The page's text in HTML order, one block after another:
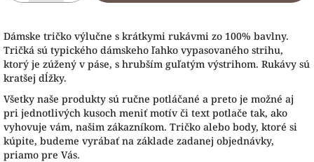
Dámske tričko výlučne s krátkymi rukávmi zo 100% bavlny.
Tričká sú typického dámskeho ľahko vypasovaného strihu,
ktorý je zúžený v páse, s hrubším guľatým výstrihom. Rukávy sú
kratšej dĺžky.
Všetky naše produkty sú ručne potláčané a preto je možné aj
pri jednotlivých kusoch meniť motív či text potlače tak, ako
vyhovuje vám, našim zákazníkom. Tričko alebo body, ktoré si
kúpite, budeme vyrábať na základe zadanej objednávky,
priamo pre Vás.